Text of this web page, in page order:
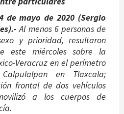
de mayo de 2020 (Sergio
Al menos 6 personas de
y prioridad, resultaron
este miércoles sobre la
Veracruz en el perímetro
en Tlaxcala;
frontal de dos vehículos
a los cuerpos de